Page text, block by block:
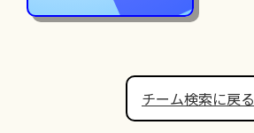
チーム検索に戻る